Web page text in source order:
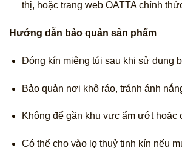
thị, hoặc trang web OATTA chính
Hướng dẫn bảo quản sản phẩm
Đóng kín miệng túi sau khi sử dụng
Bảo quản nơi khô ráo, tránh ánh
Không để gần khu vực ẩm ướt hoặc
Có thể cho vào lọ thuỷ tinh kín nếu